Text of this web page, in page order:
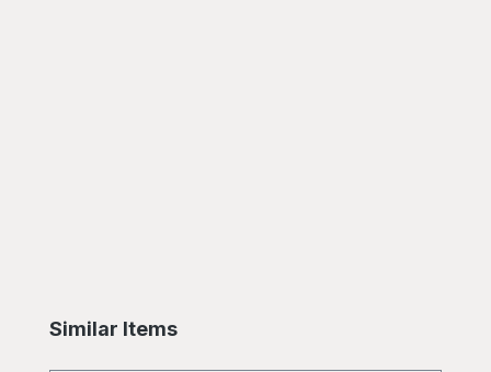
Skip product gallery
Similar Items